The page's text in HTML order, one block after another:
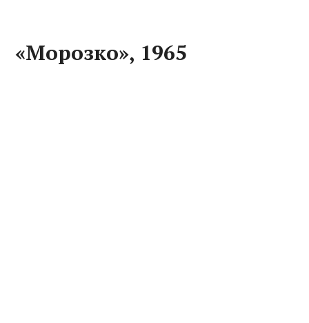
«Морозко», 1965